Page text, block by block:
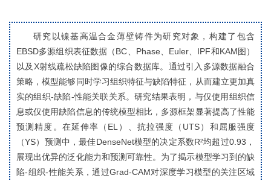
研究以镍基高温合金薄壁铸件为研究对象，构建了包含
EBSD多源组织表征数据（BC、Phase、Euler、IPF和KAM图）
以及X射线疏松缺陷图像的综合数据库。通过引入多源数据融合
策略，模型能够同时学习组织特征与缺陷特征，从而建立更加真
实的组织-缺陷-性能关联关系。研究结果表明，与仅使用组织信
息或仅使用缺陷信息的传统模型相比，多源框架显著提高了性能
预测精度。在延伸率（EL）、抗拉强度（UTS）和屈服强度
（YS）预测中，最佳DenseNet模型的决定系数R²均超过0.93，
展现出优异的泛化能力和预测可靠性。为了揭示模型学习到的缺
陷-组织-性能关系，通过Grad-CAM对深度学习模型的关注区域